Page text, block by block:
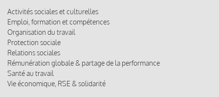
Activités sociales et culturelles
Emploi, formation et compétences
Organisation du travail
Protection sociale
Relations sociales
Rémunération globale & partage de la performance
Santé au travail
Vie économique, RSE & solidarité